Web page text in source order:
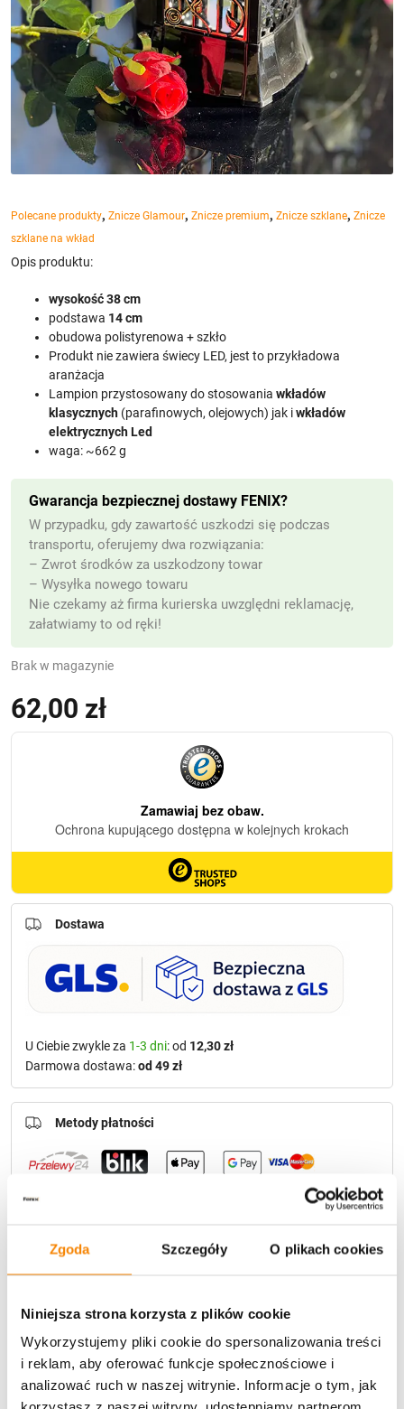
Zgoda Szczegóły O plikach cookies
Niniejsza strona korzysta z plików cookie
Wykorzystujemy pliki cookie do spersonalizowania treści
i reklam, aby oferować funkcje społecznościowe i
analizować ruch w naszej witrynie. Informacje o tym, jak
Polecane produkty, Znicze Glamour, Znicze premium, Znicze szklane, Znicze
szklane na wkład
62,00 zł
Opis produktu:
wysokość 38 cm
podstawa 14 cm
obudowa polistyrenowa + szkło
Produkt nie zawiera świecy LED, jest to przykładowa
aranżacja
Lampion przystosowany do stosowania wkładów
klasycznych (parafinowych, olejowych) jak iwkładów
elektrycznych Led
waga: ~662 g
Brak w magazynie
Gwarancja bezpiecznej dostawy FENIX?
W przypadku, gdy zawartość uszkodzi się podczas
transportu, oferujemy dwa rozwiązania:
– Zwrot środków za uszkodzony towar
– Wysyłka nowego towaru
Nie czekamy aż firma kurierska uwzględni reklamację,
załatwiamy to od ręki!
Dostawa
U Ciebie zwykle za 1-3 dni: od 12,30 zł
Darmowa dostawa:od 49 zł
Metody płatności
Polecamy: